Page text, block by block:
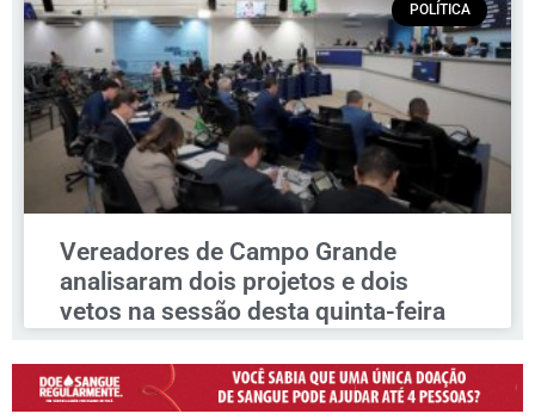
POLÍTICA
Vereadores de Campo Grande
analisaram dois projetos e dois
vetos na sessão desta quinta-feira